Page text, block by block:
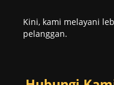
Kini, kami melayani
pelanggan.